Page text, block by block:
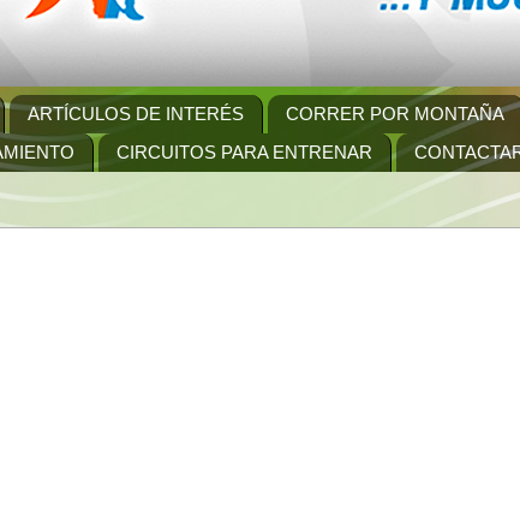
ARTÍCULOS DE INTERÉS
CORRER POR MONTAÑA
CIRCUITOS PARA ENTRENAR